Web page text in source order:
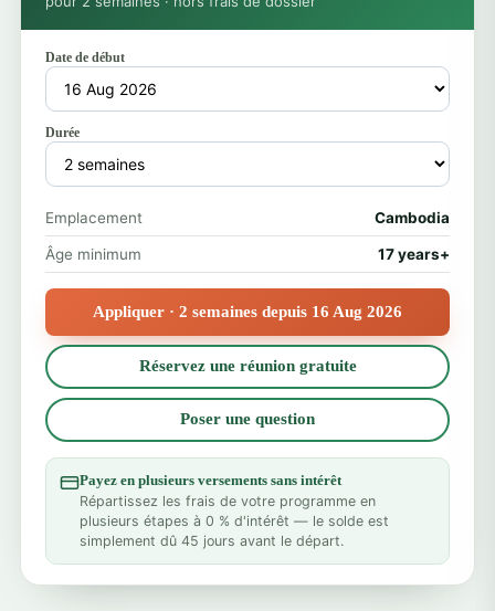
Date de début
Durée
Emplacement Cambodia
Âge minimum 17 years+
Appliquer · 2 semaines depuis 16 Aug 2026
Réservez une réunion gratuite
Poser une question
Payez en plusieurs versements sans intérêt
Répartissez les frais de votre programme en
plusieurs étapes à 0 % d'intérêt — le solde est
simplement dû 45 jours avant le départ.